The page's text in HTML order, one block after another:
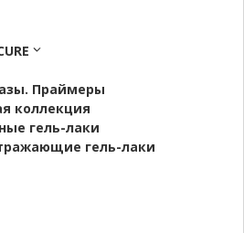
Праймеры
коллекция
гель-лаки
гель-лаки